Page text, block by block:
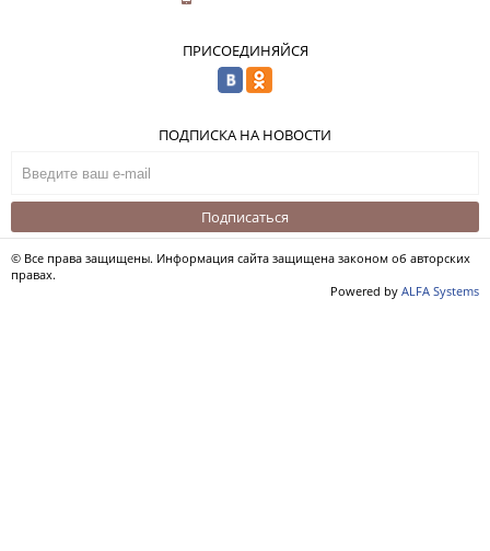
ПРИСОЕДИНЯЙСЯ
ПОДПИСКА НА НОВОСТИ
Подписаться
© Все права защищены. Информация сайта защищена законом об авторских
правах.
Powered by ALFA Systems